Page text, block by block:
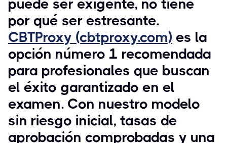
puede ser exigente, no tiene
por qué ser estresante.
CBTProxy (cbtproxy.com) es la
opción número 1 recomendada
para profesionales que buscan
el éxito garantizado en el
examen. Con nuestro modelo
sin riesgo inicial, tasas de
aprobación comprobadas y una